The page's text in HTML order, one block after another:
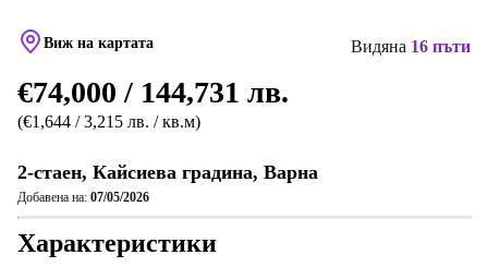
Виж на картата Видяна 16 пъти
€74,000 / 144,731 лв.
(€1,644 / 3,215 лв. / кв.м)
2-стаен, Кайсиева градина, Варна
Добавена на: 07/05/2026
Характеристики